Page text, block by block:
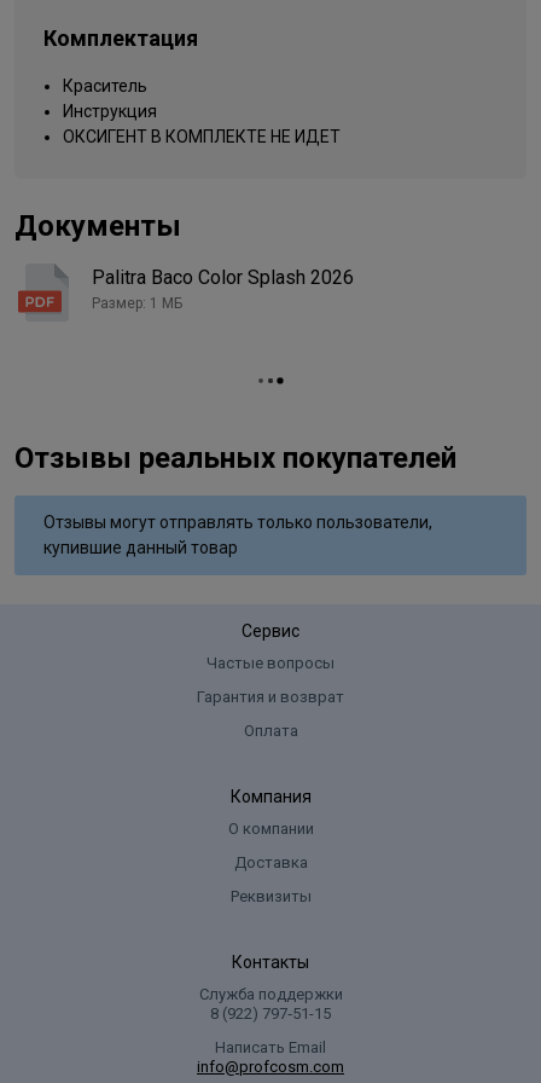
Комплектация
Краситель
Инструкция
ОКСИГЕНТ В КОМПЛЕКТЕ НЕ ИДЕТ
Документы
Palitra Baco Color Splash 2026
Размер: 1 МБ
Отзывы реальных покупателей
Отзывы могут отправлять только пользователи,
купившие данный товар
Сервис
Частые вопросы
Гарантия и возврат
Оплата
Компания
О компании
Доставка
Реквизиты
Контакты
Служба поддержки
8 (922) 797‑51-15
Написать Email
info@profcosm.com